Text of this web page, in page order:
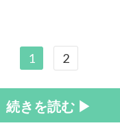
1 2
続きを読む ▶